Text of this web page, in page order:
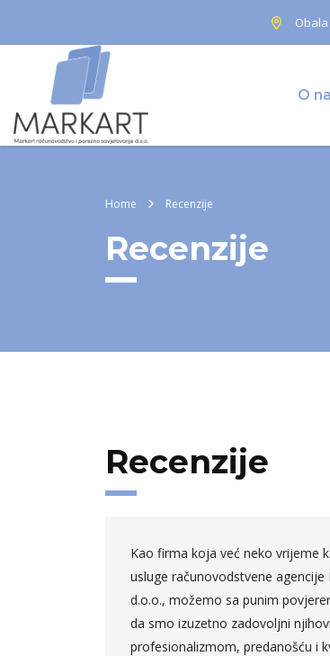
O
Home Recenzije
Recenzije
Recenzije
Kao firma koja već neko vrijeme
usluge računovodstvene agencije
d.o.o., možemo sa punim
da smo izuzetno zadovoljni
profesionalizmom, predanošću i